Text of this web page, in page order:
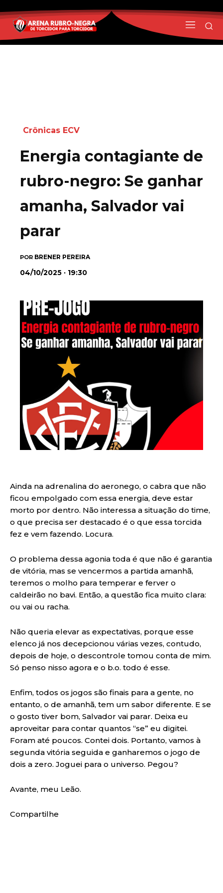
Crônicas ECV
Energia contagiante de
rubro-negro: Se ganhar
amanha, Salvador vai
parar
POR BRENER PEREIRA
04/10/2025 · 19:30
Ainda na adrenalina do aeronego, o cabra que não
ficou empolgado com essa energia, deve estar
morto por dentro. Não interessa a situação do time,
o que precisa ser destacado é o que essa torcida
fez e vem fazendo. Locura.
O problema dessa agonia toda é que não é garantia
de vitória, mas se vencermos a partida amanhã,
teremos o molho para temperar e ferver o
caldeirão no bavi. Então, a questão fica muito clara:
ou vai ou racha.
Não queria elevar as expectativas, porque esse
elenco já nos decepcionou várias vezes, contudo,
depois de hoje, o descontrole tomou conta de mim.
Só penso nisso agora e o b.o. todo é esse.
Enfim, todos os jogos são finais para a gente, no
entanto, o de amanhã, tem um sabor diferente. E se
o gosto tiver bom, Salvador vai parar. Deixa eu
aproveitar para contar quantos “se” eu digitei.
Foram até poucos. Contei dois. Portanto, vamos à
segunda vitória seguida e ganharemos o jogo de
dois a zero. Joguei para o universo. Pegou?
Avante, meu Leão.
Compartilhe